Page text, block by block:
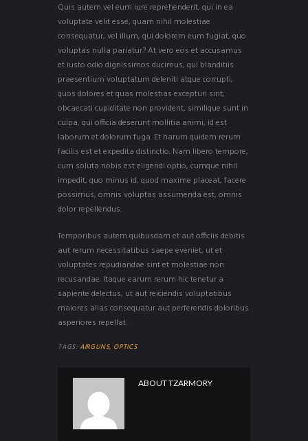
Quis autem vel eum iure reprehenderit, qui in ea
voluptate velit esse, quam nihil molestiae
consequatur, vel illum, qui dolorem eum fugiat, quo
voluptas nulla pariatur? At vero eos et accusamus
et iusto odio dignissimos ducimus, qui blanditiis
praesentium voluptatum deleniti atque corrupti,
quos dolores et quas molestias excepturi sint,
obcaecati cupiditate non provident, similique sunt in
culpa, qui officia deserunt mollitia animi, id est
laborum et dolorum fuga. Et harum quidem rerum
facilis est et expedita distinctio. Nam libero tempore,
cum soluta nobis est eligendi optio, cumque nihil
impedit, quo minus id, quod maxime placeat, facere
possimus, omnis voluptas assumenda est, omnis
dolor repellendus.
Temporibus autem quibusdam et aut officiis debitis
aut rerum necessitatibus saepe eveniet, ut et
voluptates repudiandae sint et molestiae non
recusandae. Itaque earum rerum hic tenetur a
sapiente delectus, ut aut reiciendis voluptatibus
maiores alias consequatur aut perferendis doloribus
asperiores repellat.
TAGS:AIRGUNS, OPTICS
ABOUTTZARMORY